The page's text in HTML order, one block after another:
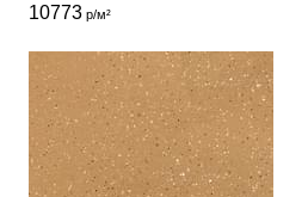
10773р/м²